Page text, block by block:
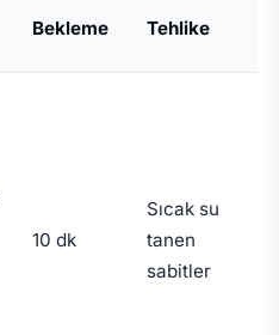
Bekleme Tehlike
10 dk
Sıcak su
tanen
sabitler